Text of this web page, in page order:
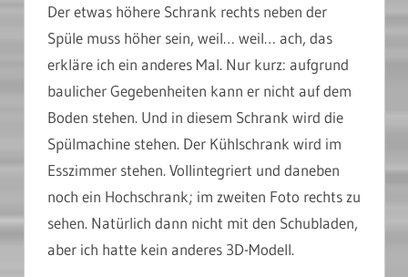
Der etwas höhere Schrank rechts neben der
Spüle muss höher sein, weil… weil… ach, das
erkläre ich ein anderes Mal. Nur kurz: aufgrund
baulicher Gegebenheiten kann er nicht auf dem
Boden stehen. Und in diesem Schrank wird die
Spülmachine stehen. Der Kühlschrank wird im
Esszimmer stehen. Vollintegriert und daneben
noch ein Hochschrank; im zweiten Foto rechts zu
sehen. Natürlich dann nicht mit den Schubladen,
aber ich hatte kein anderes 3D-Modell.